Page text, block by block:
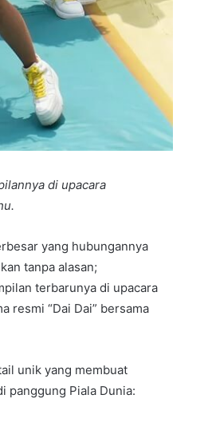
di upacara
yang hubungannya
tanpa alasan;
terbarunya di upacara
resmi “Dai Dai” bersama
unik yang membuat
panggung Piala Dunia: